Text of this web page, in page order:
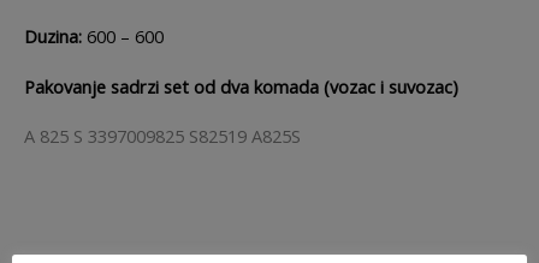
Duzina: 600 – 600
Pakovanje sadrzi set od dva komada (vozac i suvozac)
A 825 S 3397009825 S82519 A825S